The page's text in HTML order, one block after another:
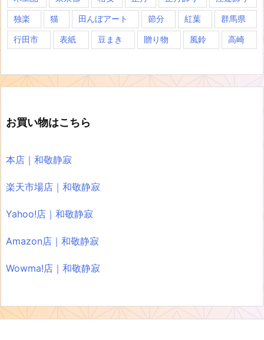
独楽 猫 田んぼアート 節分 紅葉 群馬県
行田市 表紙 豆まき 贈り物 風鈴 高崎
お買い物はこちら
本店｜和敬静寂
楽天市場店｜和敬静寂
Yahoo!店｜和敬静寂
Amazon店｜和敬静寂
Wowma!店｜和敬静寂